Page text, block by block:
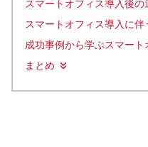
スマートオフィス導入後
スマートオフィス導入に
成功事例から学ぶスマー
まとめ